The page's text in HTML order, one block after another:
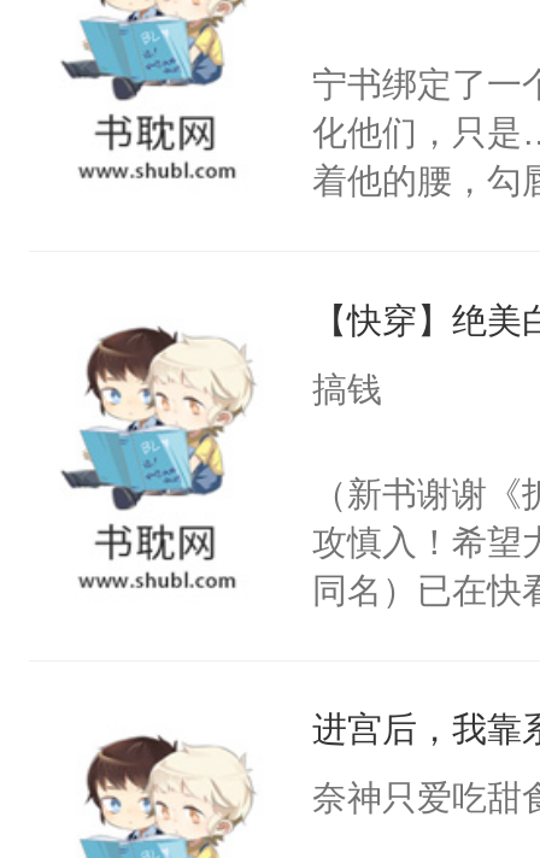
宁书绑定了一
化他们，只是
着他的腰，勾
来，给老公
用力——为你
【快穿】绝
搞钱
（新书谢谢
攻慎入！希望
同名）已在快
成为所有白莲
I，他们决定
进宫后，我靠
奈神只爱吃甜